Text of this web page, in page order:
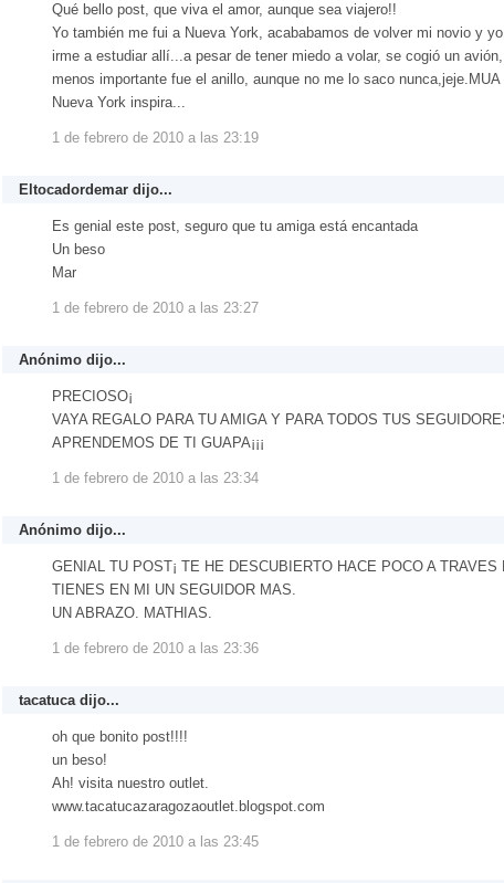
Qué bello post, que viva el amor, aunque sea viajero!!
Yo también me fui a Nueva York, acababamos de volver mi novio y
irme a estudiar allí...a pesar de tener miedo a volar, se cogió un
menos importante fue el anillo, aunque no me lo saco nunca,jeje.MUA
Nueva York inspira...
1 de febrero de 2010 a las 23:19
Eltocadordemar dijo...
Es genial este post, seguro que tu amiga está encantada
Un beso
Mar
1 de febrero de 2010 a las 23:27
Anónimo dijo...
PRECIOSO¡
VAYA REGALO PARA TU AMIGA Y PARA TODOS TUS
APRENDEMOS DE TI GUAPA¡¡¡
1 de febrero de 2010 a las 23:34
Anónimo dijo...
GENIAL TU POST¡ TE HE DESCUBIERTO HACE POCO A TRAVES
TIENES EN MI UN SEGUIDOR MAS.
UN ABRAZO. MATHIAS.
1 de febrero de 2010 a las 23:36
tacatucadijo...
oh que bonito post!!!!
un beso!
Ah! visita nuestro outlet.
www.tacatucazaragozaoutlet.blogspot.com
1 de febrero de 2010 a las 23:45